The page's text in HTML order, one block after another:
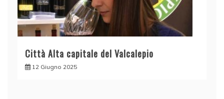
Città Alta capitale del Valcalepio
12 Giugno 2025